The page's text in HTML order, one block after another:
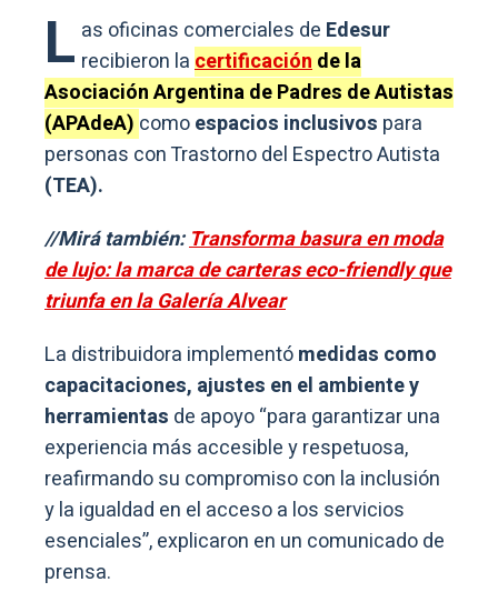
L as oficinas comerciales de Edesur
recibieron lacertificaciónde la
Asociación Argentina de Padres de Autistas
(APAdeA) comoespacios inclusivos para
personas con Trastorno del Espectro Autista
(TEA).
//Mirá también:Transforma basura en moda
de lujo: la marca de carteras eco-friendly que
triunfa en la Galería Alvear
La distribuidora implementómedidas como
capacitaciones, ajustes en el ambiente y
herramientas de apoyo “para garantizar una
experiencia más accesible y respetuosa,
reafirmando su compromiso con la inclusión
y la igualdad en el acceso a los servicios
esenciales”, explicaron en un comunicado de
prensa.